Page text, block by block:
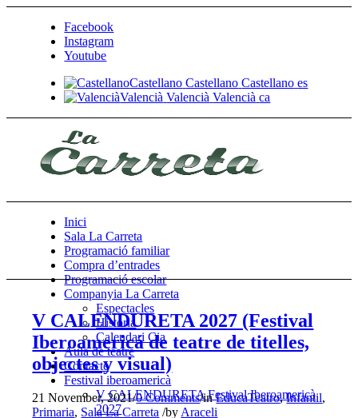
Facebook
Instagram
Youtube
Castellano Castellano Castellano es
Valencià Valencià Valencià ca
Inici
Sala La Carreta
Programació familiar
Compra d’entrades
Programació escolar
Companyia La Carreta
Espectacles
Historia
Calendari Cia
Aula de teatre
Contacte
Festival iberoamericà
V CALENDURETA Festival Iberoamericà
2027
V CALENDURETA 2027 (Festival
Iberoamericá de teatre de titelles,
objectes y visual)
21 November, 2021/0 Comments/inEducaTeatro,Infantil,
Primaria, Sala La Carreta /by Araceli